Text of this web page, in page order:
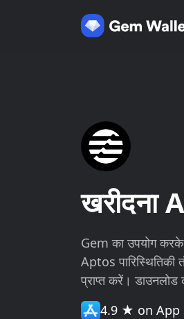
खरीदना
Gem का उपयोग
Aptos
प्राप्त करें।
4.9 ★ on App